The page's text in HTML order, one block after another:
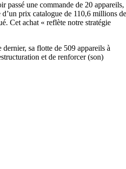
passé une commande de 20 appareils,
prix catalogue de 110,6 millions de
Cet achat « reflète notre stratégie
sa flotte de 509 appareils à
et de renforcer (son)